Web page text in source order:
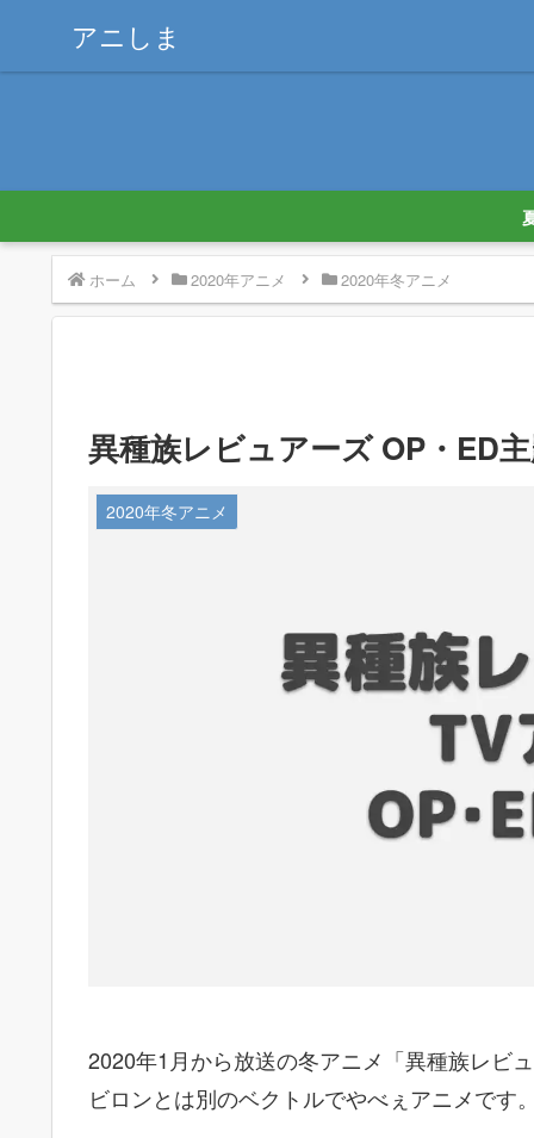
アニしま
ホーム 2020年アニメ 2020年冬アニメ
異種族レビュアーズ OP・ED
2020年冬アニメ
2020年1月から放送の冬アニメ「異種族レビ
ビロンとは別のベクトルでやべぇアニメです